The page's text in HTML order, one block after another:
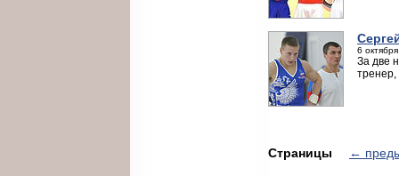
6
За две
тренер,
Страницы ←